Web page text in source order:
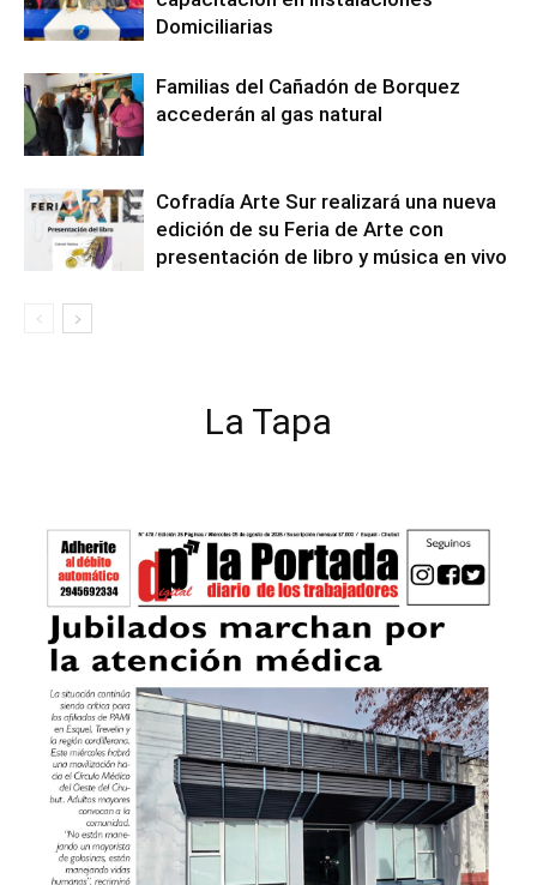
Domiciliarias
Familias del Cañadón de Borquez
accederán al gas natural
Cofradía Arte Sur realizará una nueva
edición de su Feria de Arte con
presentación de libro y música en vivo
La Tapa